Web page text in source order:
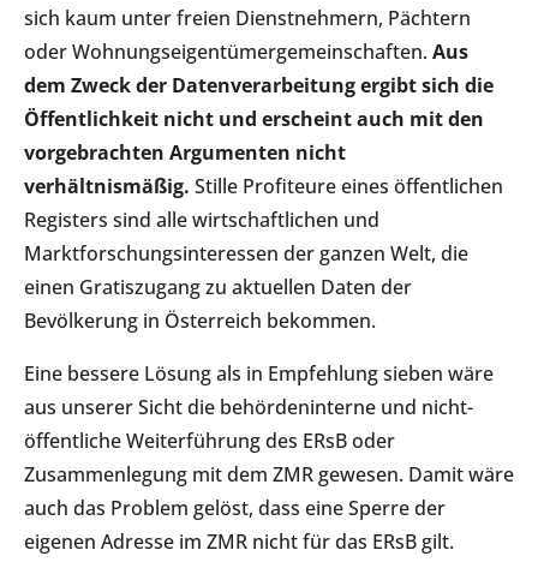
sich kaum unter freien Dienstnehmern, Pächtern
oder Wohnungseigentümergemeinschaften. Aus
dem Zweck der Datenverarbeitung ergibt sich die
Öffentlichkeit nicht und erscheint auch mit den
vorgebrachten Argumenten nicht
verhältnismäßig. Stille Profiteure eines öffentlichen
Registers sind alle wirtschaftlichen und
Marktforschungsinteressen der ganzen Welt, die
einen Gratiszugang zu aktuellen Daten der
Bevölkerung in Österreich bekommen.
Eine bessere Lösung als in Empfehlung sieben wäre
aus unserer Sicht die behördeninterne und nicht-
öffentliche Weiterführung des ERsB oder
Zusammenlegung mit dem ZMR gewesen. Damit wäre
auch das Problem gelöst, dass eine Sperre der
eigenen Adresse im ZMR nicht für das ERsB gilt.